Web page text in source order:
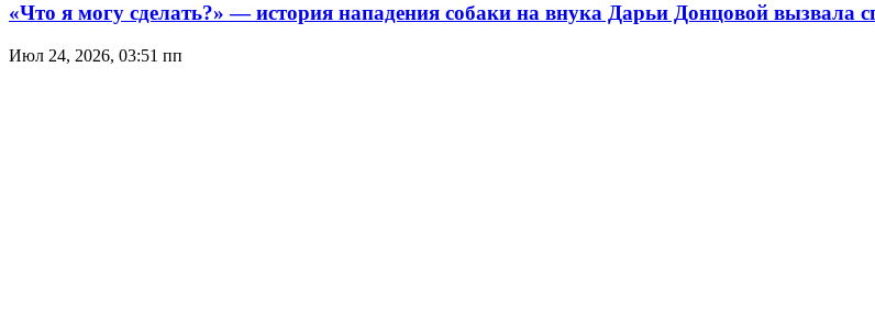
«Что я могу сделать?» — история нападения собаки на внука Дарьи Донцовой вызвала
Июл 24, 2026, 03:51 пп